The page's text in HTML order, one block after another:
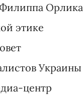
Орлика
этике
Украины
центр